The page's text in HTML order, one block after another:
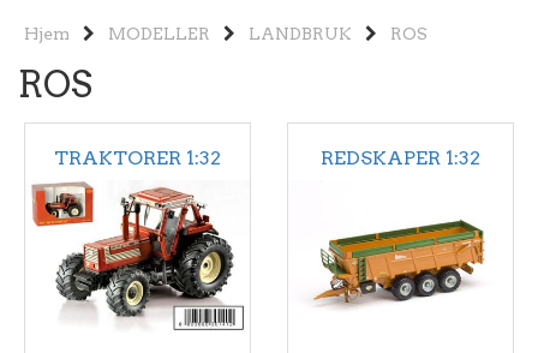
Hjem MODELLER LANDBRUK ROS
ROS
TRAKTORER 1:32 REDSKAPER 1:32